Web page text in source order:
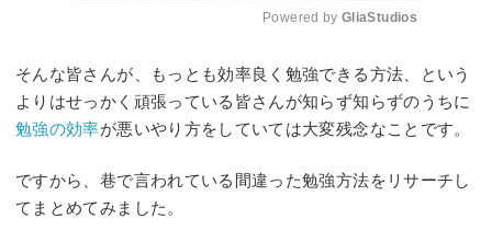
Powered by GliaStudios
そんな皆さんが、もっとも効率良く勉強できる方法、という
よりはせっかく頑張っている皆さんが知らず知らずのうちに
勉強の効率が悪いやり方をしていては大変残念なことです。
ですから、巷で言われている間違った勉強方法をリサーチし
てまとめてみました。